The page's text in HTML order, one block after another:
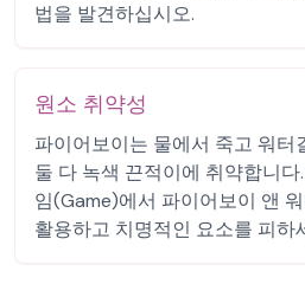
법을 발견하십시오.
원소 취약성
파이어보이는 물에서 죽고 워터
둘 다 녹색 끈적이에 취약합니
임(Game)에서 파이어보이 앤
활용하고 치명적인 요소를 피하